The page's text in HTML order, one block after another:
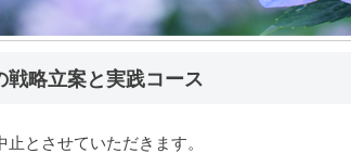
略立案と実践コース
とさせていただきます。